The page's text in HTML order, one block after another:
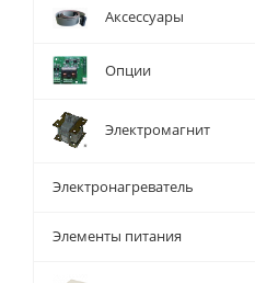
Аксессуары
Опции
Электромагнит
Электронагреватель
Элементы питания